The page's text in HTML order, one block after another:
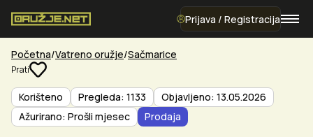
Prijava / Registracija
Početna Vatreno oružje Sačmarice
Prati
Korišteno Pregleda: 1133
Objavljeno: 13.05.2026
Ažurirano: Prošli mjesec
Prodaja